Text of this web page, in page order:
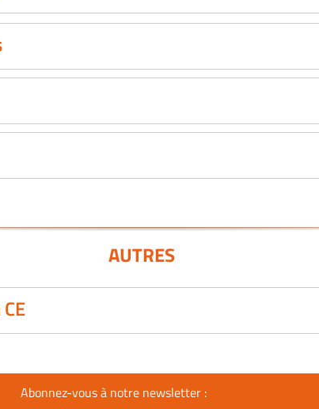
AUTRES
Abonnez-vous à notre newsletter :